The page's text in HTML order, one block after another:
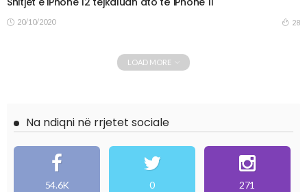
20/10/2020 28
LOAD MORE
Na ndiqni në rrjetet sociale
54.6K 0 271